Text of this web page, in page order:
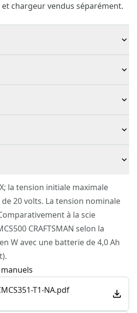
chargeur vendus séparément.
: basse : 0-2300 coups/min,
de vitesse : pour une maîtrise
: pour des changements
votre espace de travail
pour suspendre l’outil au
(vendu séparément)
Scie alternative
Sans fil
Batterie
Sans balais
demande
la tension initiale maximale
20 volts. La tension nominale
à la scie
CRAFTSMAN selon la
W avec une batterie de 4,0 Ah
T1-NA.pdf